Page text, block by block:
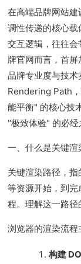
在高端品牌网站
调性传递的核心
交互逻辑，往往
牌官网而言，首
品牌专业度与技
Rendering Path
能平衡" 的核心技
"极致体验" 的必经
一、什么是关键
关键渲染路径，
等资源开始，到
程。理解这一路径
浏览器的渲染流程
构建